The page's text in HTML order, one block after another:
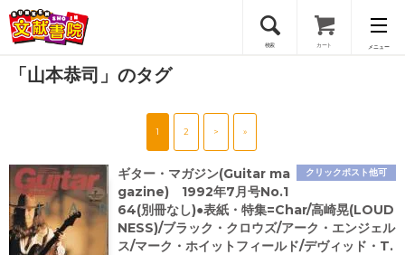
検索 カート メニュー
会員登録
「山本恭司」のタグ
1 2 > »
クリックポスト他可
ギター・マガジン(Guitar ma
gazine) 1992年7月号No.1
64(別冊なし)●表紙・特集=Char/高崎晃(LOUD
NESS)/ブラック・クロウズ/アーク・エンジェル
ス/マーク・ホイットフィールド/デヴィッド・T.